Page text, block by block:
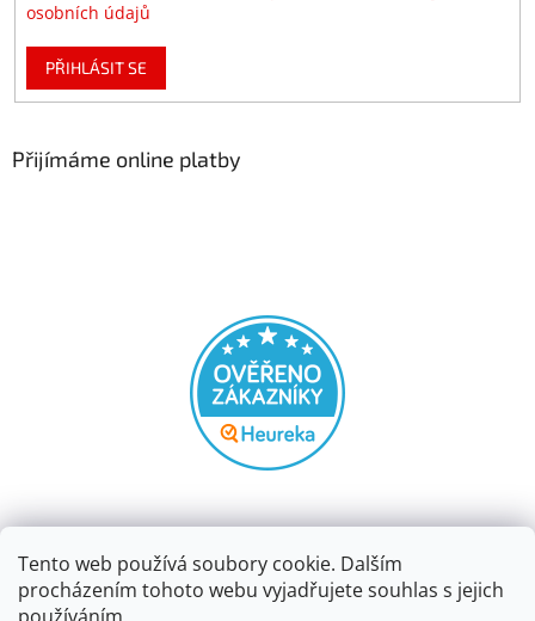
Tento web používá soubory cookie. Dalším
procházením tohoto webu vyjadřujete souhlas s jejich
osobních údajů
PŘIHLÁSIT SE
Přijímáme online platby